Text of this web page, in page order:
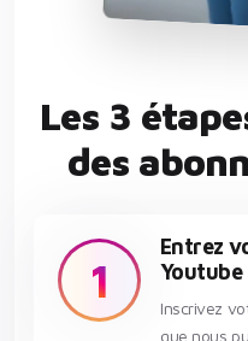
Les 3
des
1
Entrez
Youtube
Inscrivez
que nous